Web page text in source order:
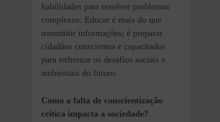
habilidades para resolver problemas
complexos. Educar é mais do que
transmitir informações; é preparar
cidadãos conscientes e capacitados
para enfrentar os desafios sociais e
ambientais do futuro.
Como a falta de conscientização
crítica impacta a sociedade?